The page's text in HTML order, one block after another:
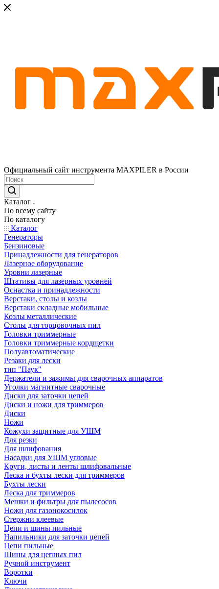
Официальный сайт инструмента MAXPILER в России
Каталог
По всему сайту
По каталогу
Каталог
Генераторы
Бензиновые
Принадлежности для генераторов
Лазерное оборудование
Уровни лазерные
Штативы для лазерных уровней
Оснастка и принадлежности
Верстаки, столы и козлы
Верстаки складные мобильные
Козлы металлические
Столы для торцовочных пил
Головки триммерные
Головки триммерные кордщетки
Полуавтоматические
Резаки для лески
тип "Паук"
Держатели и зажимы для сварочных аппаратов
Уголки магнитные сварочные
Диски для заточки цепей
Диски и ножи для триммеров
Диски
Ножи
Кожухи защитные для УШМ
Для резки
Для шлифования
Насадки для УШМ угловые
Круги, листы и ленты шлифовальные
Леска и бухты лески для триммеров
Бухты лески
Леска для триммеров
Мешки и фильтры для пылесосов
Ножи для газонокосилок
Стержни клеевые
Цепи и шины пильные
Напильники для заточки цепей
Цепи пильные
Шины для цепных пил
Ручной инструмент
Воротки
Ключи